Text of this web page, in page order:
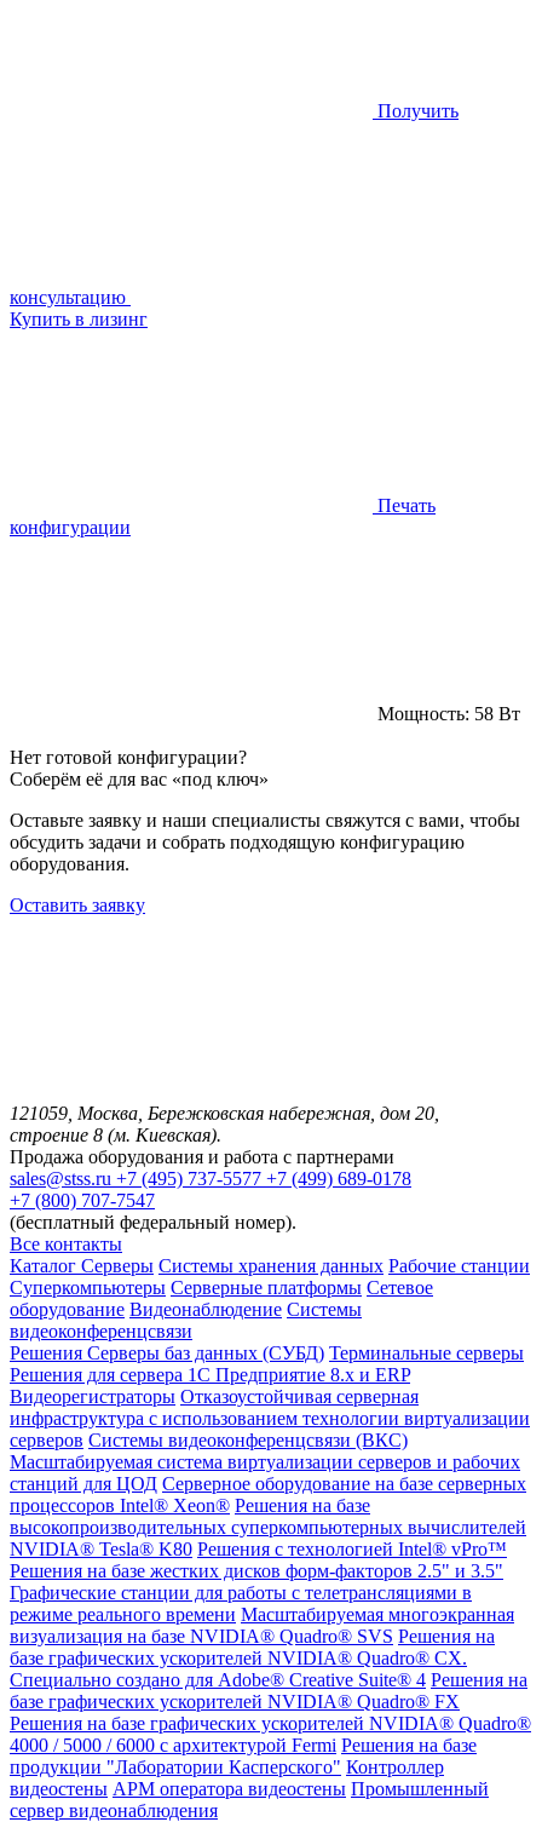
Получить
консультацию
Купить в лизинг
Печать
конфигурации
Мощность: 58 Вт
Нет готовой конфигурации?
Соберём её для вас «под ключ»
Оставьте заявку и наши специалисты свяжутся с вами, чтобы
обсудить задачи и собрать подходящую конфигурацию
оборудования.
Оставить заявку
121059, Москва, Бережковская набережная, дом 20,
строение 8 (м. Киевская).
Продажа оборудования и работа с партнерами
sales@stss.ru +7 (495) 737-5577 +7 (499) 689-0178
+7 (800) 707-7547
(бесплатный федеральный номер).
Все контакты
Каталог Серверы Системы хранения данных Рабочие станции
Суперкомпьютеры Серверные платформы Сетевое
оборудование Видеонаблюдение Системы
видеоконференцсвязи
Решения Серверы баз данных (СУБД) Терминальные серверы
Решения для сервера 1С Предприятие 8.x и ERP
Видеорегистраторы Отказоустойчивая серверная
инфраструктура с использованием технологии виртуализации
серверов Системы видеоконференцсвязи (ВКС)
Масштабируемая система виртуализации серверов и рабочих
станций для ЦОД Серверное оборудование на базе серверных
процессоров Intel® Xeon® Решения на базе
высокопроизводительных суперкомпьютерных вычислителей
NVIDIA® Tesla® K80 Решения с технологией Intel® vPro™
Решения на базе жестких дисков форм-факторов 2.5" и 3.5"
Графические станции для работы с телетрансляциями в
режиме реального времени Масштабируемая многоэкранная
визуализация на базе NVIDIA® Quadro® SVS Решения на
базе графических ускорителей NVIDIA® Quadro® CX.
Специально создано для Adobe® Creative Suite® 4 Решения на
базе графических ускорителей NVIDIA® Quadro® FX
Решения на базе графических ускорителей NVIDIA® Quadro®
4000 / 5000 / 6000 с архитектурой Fermi Решения на базе
продукции "Лаборатории Касперского" Контроллер
видеостены АРМ оператора видеостены Промышленный
сервер видеонаблюдения